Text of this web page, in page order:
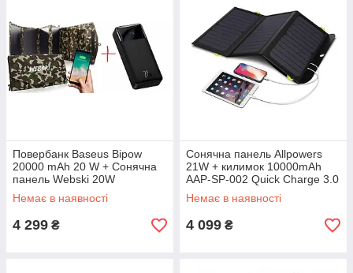
Повербанк Baseus Bipow
20000 mAh 20 W + Сонячна
панель Webski 20W
Немає в наявності
4 299 ₴
Сонячна панель Allpowers
21W + килимок 10000mAh
AAP-SP-002 Quick Charge 3.0
Немає в наявності
4 099 ₴